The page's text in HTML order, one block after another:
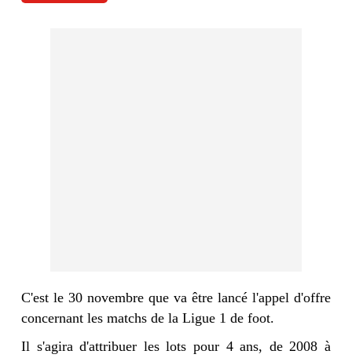
C'est le 30 novembre que va être lancé l'appel d'offre
concernant les matchs de la Ligue 1 de foot.
Il s'agira d'attribuer les lots pour 4 ans, de 2008 à